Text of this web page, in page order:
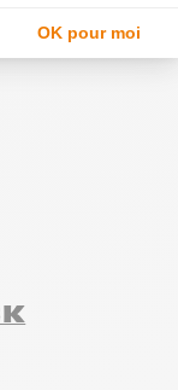
OK pour moi